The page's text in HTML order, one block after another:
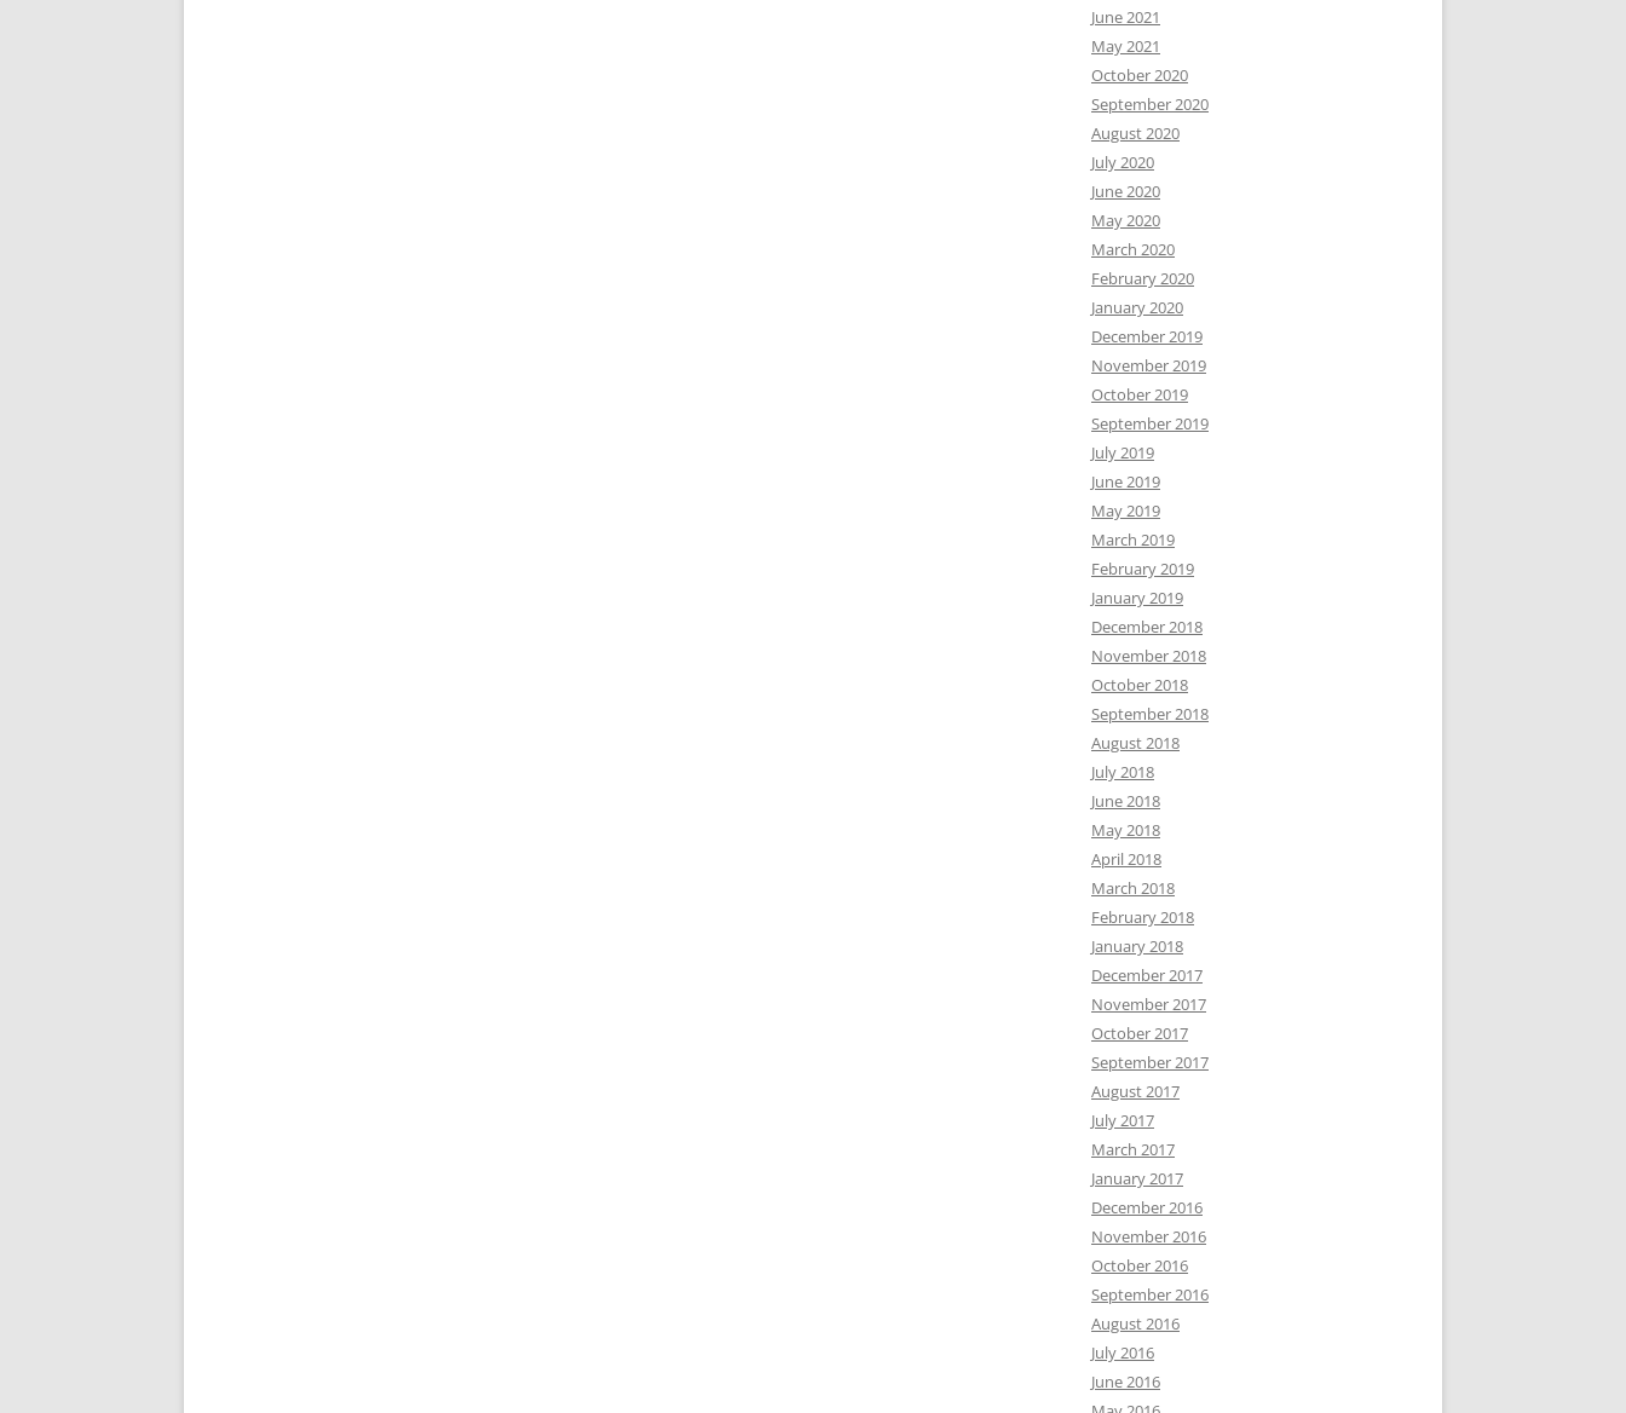
June 2021
May 2021
October 2020
September 2020
August 2020
July 2020
June 2020
May 2020
March 2020
February 2020
January 2020
December 2019
November 2019
October 2019
September 2019
July 2019
June 2019
May 2019
March 2019
February 2019
January 2019
December 2018
November 2018
October 2018
September 2018
August 2018
July 2018
June 2018
May 2018
April 2018
March 2018
February 2018
January 2018
December 2017
November 2017
October 2017
September 2017
August 2017
July 2017
March 2017
January 2017
December 2016
November 2016
October 2016
September 2016
August 2016
July 2016
June 2016